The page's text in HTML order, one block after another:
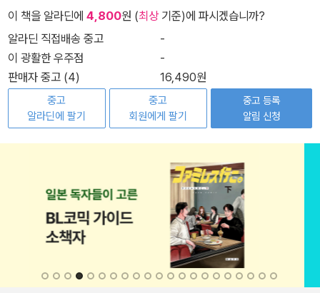
이 책을 알라딘에 4,800원 (최상기준)에 파시겠습니까?
알라딘 직접배송 중고
-
이 광활한 우주점
-
판매자 중고 (4)
16,490원
중고
알라딘에 팔기
중고
회원에게 팔기
중고 등록
알림 신청